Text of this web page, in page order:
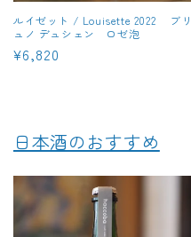
ルイゼット / Louisette 2022 ブリ
ュノ デュシェン ロゼ泡
通
¥6,820
日本酒のおすすめ